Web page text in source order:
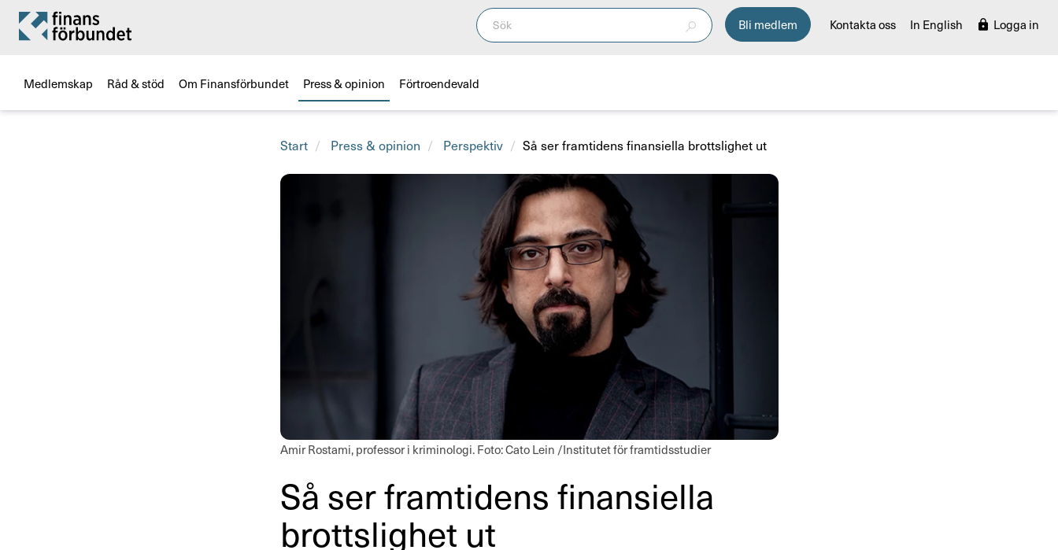
Bli medlem Kontakta oss In English Logga in
Medlemskap Råd & stöd Om Finansförbundet Press & opinion Förtroendevald
Start Press & opinion Perspektiv Så ser framtidens finansiella brottslighet ut
Amir Rostami, professor i krimi­no­logi. Foto: Cato Lein /Institutet för framtidsstudier
Så ser fram­ti­dens finan­si­ella
brotts­lighet ut